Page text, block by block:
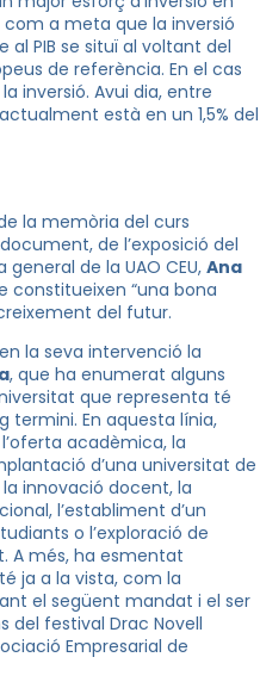
a meta que la inversió
al PIB se situï al voltant del
de referència. En el cas
inversió. Avui dia, entre
està en un 1,5% del
la memòria del curs
de l’exposició del
de la UAO CEU, Ana
constitueixen “una bona
del futur.
la seva intervenció la
, que ha enumerat alguns
que representa té
termini. En aquesta línia,
acadèmica, la
d’una universitat de
innovació docent, la
l’establiment d’un
o l’exploració de
A més, ha esmentat
ja a la vista, com la
el següent mandat i el ser
del festival Drac Novell
Empresarial de